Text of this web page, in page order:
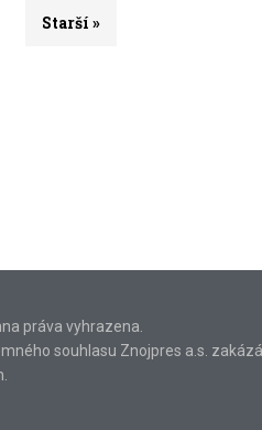
Starší »
práva vyhrazena.
souhlasu Znojpres a.s.